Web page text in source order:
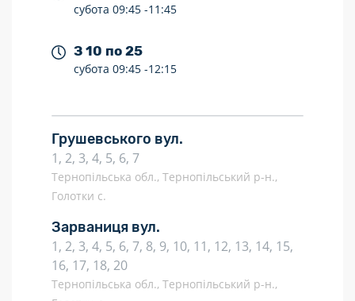
субота 09:45 -11:45
З 10 по 25
субота 09:45 -12:15
Грушевського вул.
1, 2, 3, 4, 5, 6, 7
Тернопільська обл., Тернопільський р-н.,
Голотки с.
Зарваниця вул.
1, 2, 3, 4, 5, 6, 7, 8, 9, 10, 11, 12, 13, 14, 15,
16, 17, 18, 20
Тернопільська обл., Тернопільський р-н.,